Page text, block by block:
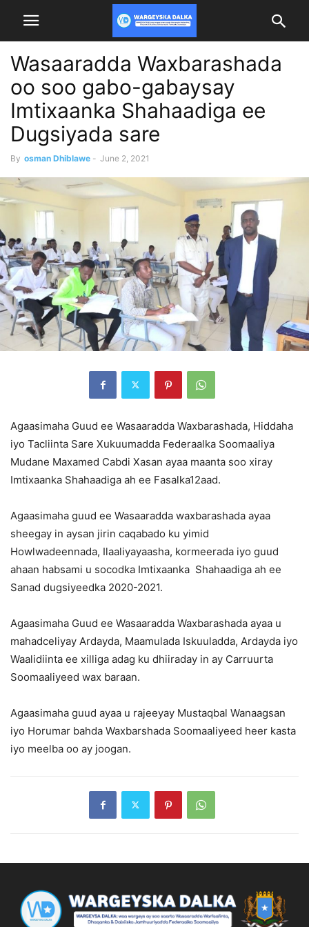
Wasaaradda Waxbarashada
oo soo gabo-gabaysay
Imtixaanka Shahaadiga ee
Dugsiyada sare
By osman Dhiblawe - June 2, 2021
Agaasimaha Guud ee Wasaaradda Waxbarashada, Hiddaha
iyo Tacliinta Sare Xukuumadda Federaalka Soomaaliya
Mudane Maxamed Cabdi Xasan ayaa maanta soo xiray
Imtixaanka Shahaadiga ah ee Fasalka12aad.
Agaasimaha guud ee Wasaaradda waxbarashada ayaa
sheegay in aysan jirin caqabado ku yimid
Howlwadeennada, Ilaaliyayaasha, kormeerada iyo guud
ahaan habsami u socodka Imtixaanka Shahaadiga ah ee
Sanad dugsiyeedka 2020-2021.
Agaasimaha Guud ee Wasaaradda Waxbarashada ayaa u
mahadceliyay Ardayda, Maamulada Iskuuladda, Ardayda iyo
Waalidiinta ee xilliga adag ku dhiiraday in ay Carruurta
Soomaaliyeed wax baraan.
Agaasimaha guud ayaa u rajeeyay Mustaqbal Wanaagsan
iyo Horumar bahda Waxbarshada Soomaaliyeed heer kasta
iyo meelba oo ay joogan.